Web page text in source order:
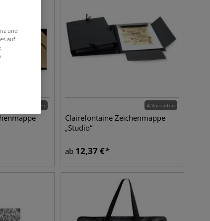
6 Varianten 4 Varianten
Clairefontaine Zeichenmappe
„Studio“
ab 12,37 €
und
auf